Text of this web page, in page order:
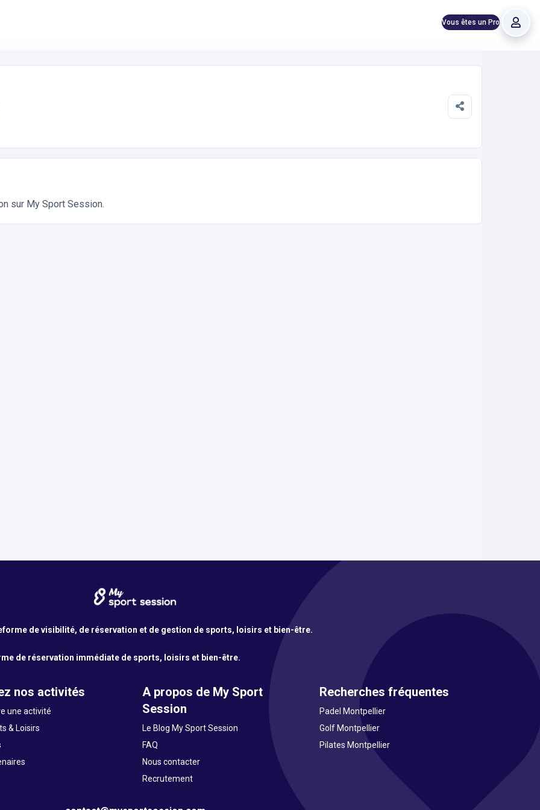
Vous êtes un Pro
sur My Sport Session.
de visibilité, de réservation et de gestion de sports, loisirs et bien-être.
de réservation immédiate de sports, loisirs et bien-être.
nos activités
une activité
& Loisirs
A propos de My Sport
Session
Le Blog My Sport Session
FAQ
Nous contacter
Recrutement
Recherches fréquentes
Padel Montpellier
Golf Montpellier
Pilates Montpellier